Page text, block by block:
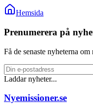
Hemsida
Prenumerera på
Få de senaste nyheterna
Laddar nyheter...
Nyemissioner.se